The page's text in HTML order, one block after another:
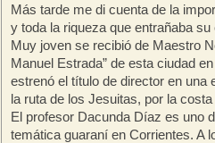
Más tarde me di cuenta de la
y toda la riqueza que entrañaba su
Muy joven se recibió de Maestro
Manuel Estrada” de esta ciudad
estrenó el título de director en una
la ruta de los Jesuitas, por la
El profesor Dacunda Díaz es uno
temática guaraní en Corrientes. A